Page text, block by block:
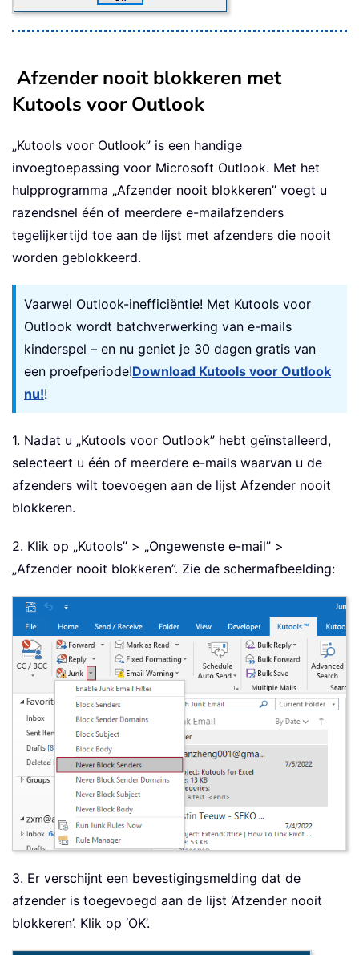
Afzender nooit blokkeren met
Kutools voor Outlook
„Kutools voor Outlook” is een handige
invoegtoepassing voor Microsoft Outlook. Met het
hulpprogramma „Afzender nooit blokkeren” voegt u
razendsnel één of meerdere e-mailafzenders
tegelijkertijd toe aan de lijst met afzenders die nooit
worden geblokkeerd.
Vaarwel Outlook-inefficiëntie! Met Kutools voor
Outlook wordt batchverwerking van e-mails
kinderspel – en nu geniet je 30 dagen gratis van
een proefperiode!Download Kutools voor Outlook
nu!!
1. Nadat u „Kutools voor Outlook” hebt geïnstalleerd,
selecteert u één of meerdere e-mails waarvan u de
afzenders wilt toevoegen aan de lijst Afzender nooit
blokkeren.
2. Klik op „Kutools” > „Ongewenste e-mail” >
„Afzender nooit blokkeren”. Zie de schermafbeelding:
3. Er verschijnt een bevestigingsmelding dat de
afzender is toegevoegd aan de lijst ‘Afzender nooit
blokkeren’. Klik op ‘OK’.